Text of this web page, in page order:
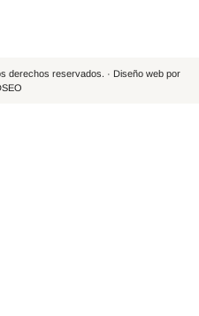
derechos reservados. · Diseño web por